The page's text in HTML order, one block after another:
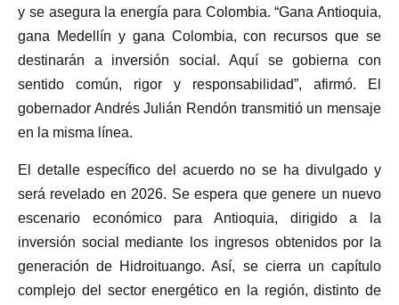
y se asegura la energía para Colombia. “Gana Antioquia,
gana Medellín y gana Colombia, con recursos que se
destinarán a inversión social. Aquí se gobierna con
sentido común, rigor y responsabilidad”, afirmó. El
gobernador Andrés Julián Rendón transmitió un mensaje
en la misma línea.
El detalle específico del acuerdo no se ha divulgado y
será revelado en 2026. Se espera que genere un nuevo
escenario económico para Antioquia, dirigido a la
inversión social mediante los ingresos obtenidos por la
generación de Hidroituango. Así, se cierra un capítulo
complejo del sector energético en la región, distinto de